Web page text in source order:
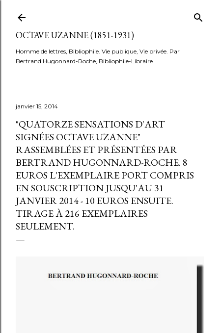
OCTAVE UZANNE (1851-1931)
Homme de lettres, Bibliophile. Vie publique, Vie privée. Par
Bertrand Hugonnard-Roche, Bibliophile-Libraire
janvier 15, 2014
"QUATORZE SENSATIONS D'ART
SIGNÉES OCTAVE UZANNE"
RASSEMBLÉES ET PRÉSENTÉES PAR
BERTRAND HUGONNARD-ROCHE. 8
EUROS L'EXEMPLAIRE PORT COMPRIS
EN SOUSCRIPTION JUSQU'AU 31
JANVIER 2014 - 10 EUROS ENSUITE.
TIRAGE À 216 EXEMPLAIRES
SEULEMENT.